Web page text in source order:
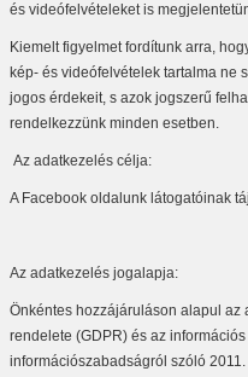
és videófelvételeket is
Kiemelt figyelmet fordítunk arra,
kép- és videófelvételek tartalma ne
jogos érdekeit, s azok jogszerű
rendelkezzünk minden esetben.
Az adatkezelés célja:
A Facebook oldalunk látogatóinak
Az adatkezelés jogalapja:
Önkéntes hozzájáruláson alapul az
rendelete (GDPR) és az
információszabadságról szóló